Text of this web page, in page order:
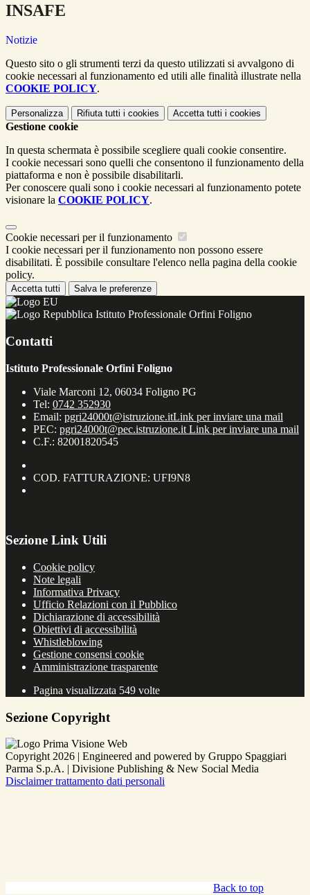
INSAFE
Notizie
Questo sito o gli strumenti terzi da questo utilizzati si avvalgono di
cookie necessari al funzionamento ed utili alle finalità illustrate nella
COOKIE POLICY.
Personalizza Rifiuta tutti i cookies Accetta tutti i cookies
Gestione cookie
In questa schermata è possibile scegliere quali cookie consentire.
I cookie necessari sono quelli che consentono il funzionamento della
piattaforma e non è possibile disabilitarli.
Per conoscere quali sono i cookie necessari al funzionamento potete
visionare la COOKIE POLICY.
Cookie necessari per il funzionamento
I cookie necessari per il funzionamento non possono essere
disabilitati. È possibile consultare l'elenco nella pagina della cookie
policy.
Accetta tutti Salva le preferenze
Istituto Professionale Orfini Foligno
Contatti
Istituto Professionale Orfini Foligno
Viale Marconi 12, 06034 Foligno PG
Tel: 0742 352930
Email: pgri24000t@istruzione.itLink per inviare una mail
PEC: pgri24000t@pec.istruzione.it Link per inviare una mail
C.F.: 82001820545
COD. FATTURAZIONE: UFI9N8
Sezione Link Utili
Cookie policy
Note legali
Informativa Privacy
Ufficio Relazioni con il Pubblico
Dichiarazione di accessibilità
Obiettivi di accessibilità
Whistleblowing
Gestione consensi cookie
Amministrazione trasparente
Pagina visualizzata 549 volte
Sezione Copyright
Copyright 2026 | Engineered and powered by Gruppo Spaggiari
Parma S.p.A. | Divisione Publishing & New Social Media
Disclaimer trattamento dati personali
Back to top